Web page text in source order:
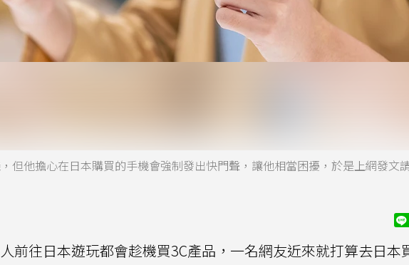
但他擔心在日本購買的手機會強制發出快門聲，讓他相當困擾，於是上網發文
前往日本遊玩都會趁機買3C產品，一名網友近來就打算去日本